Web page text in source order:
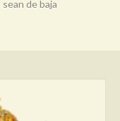
de baja